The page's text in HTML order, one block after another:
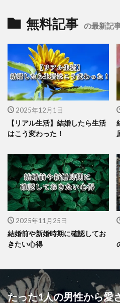
無料記事 の最新記
2025年12月1日
【リアル生活】結婚したら生活
はこう変わった！
2025年11月25日
結婚前や新婚時期に確認してお
きたい心得
たった1人の男性から愛